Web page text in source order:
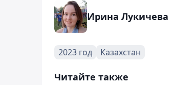
Ирина Лукичева
2023 год Казахстан
Читайте также